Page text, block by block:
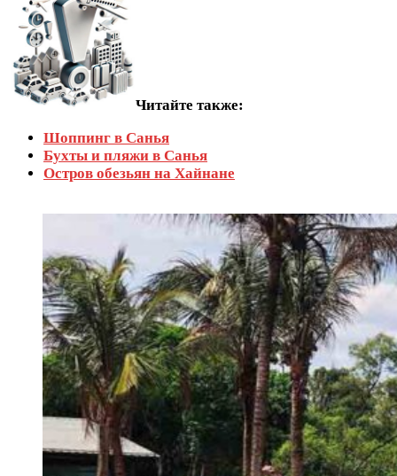
Читайте также:
Шоппинг в Санья
Бухты и пляжи в Санья
Остров обезьян на Хайнане